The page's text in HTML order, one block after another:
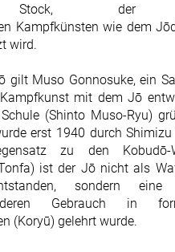
Stock, der
Kampfkünsten wie dem
wird.
gilt Muso Gonnosuke, ein
mit dem Jō
(Shinto Muso-Ryu)
erst 1940 durch
zu den Kobudō-
) ist der Jō nicht als
sondern eine
deren Gebrauch in
(Koryū) gelehrt wurde.